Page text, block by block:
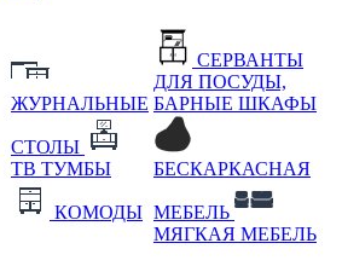
ЖУРНАЛЬНЫЕ
СТОЛЫ
ТВ ТУМБЫ
КОМОДЫ
СЕРВАНТЫ
ДЛЯ ПОСУДЫ,
БАРНЫЕ ШКАФЫ
БЕСКАРКАСНАЯ
МЕБЕЛЬ
МЯГКАЯ МЕБЕЛЬ